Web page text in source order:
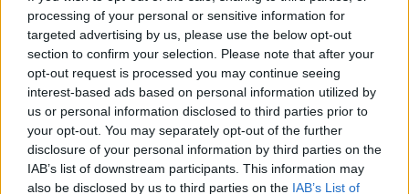
processing of your personal or sensitive information for
targeted advertising by us, please use the below opt-out
section to confirm your selection. Please note that after your
opt-out request is processed you may continue seeing
interest-based ads based on personal information utilized by
us or personal information disclosed to third parties prior to
your opt-out. You may separately opt-out of the further
disclosure of your personal information by third parties on the
IAB’s list of downstream participants. This information may
also be disclosed by us to third parties on the IAB’s List of
24-07-2026 07:44
Τι φέρνει η
ολοκλήρωση του Ε65
(ΓΕΚ ΤΕΡΝΑ) - Τα
οφέλη από τον
αυτοκινητόδρομο